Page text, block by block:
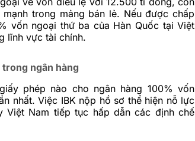
trong mảng bán lẻ. Nếu được chấp
vốn ngoại thứ ba của Hàn Quốc tại Việt
lĩnh vực tài chính.
ngân hàng
phép nào cho ngân hàng 100% vốn
nhất. Việc IBK nộp hồ sơ thể hiện nỗ lực
Nam tiếp tục hấp dẫn các định chế